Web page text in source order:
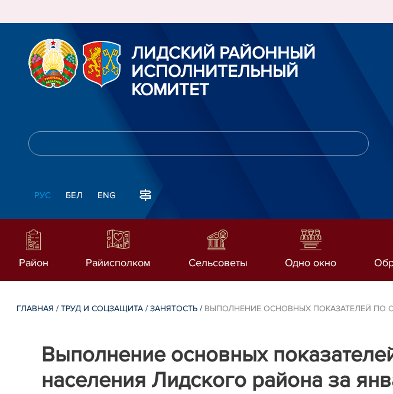
ЛИДСКИЙ РАЙОННЫЙ
ИСПОЛНИТЕЛЬНЫЙ
КОМИТЕТ
РУС БЕЛ ENG
Район Райисполком Сельсоветы Одно окно
ГЛАВНАЯ /ТРУД И СОЦЗАЩИТА /ЗАНЯТОСТЬ / ВЫПОЛНЕНИЕ ОСНОВНЫХ ПОКАЗАТЕЛЕЙ ПО
Выполнение основных
населения Лидского района за